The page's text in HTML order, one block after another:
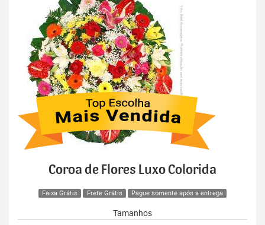
Coroa de Flores Luxo Colorida
Faixa Grátis Frete Grátis Pague somente após a entrega
Tamanhos